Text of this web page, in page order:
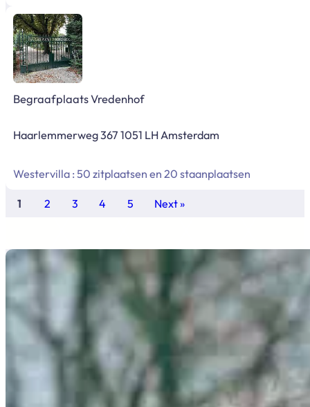
Begraafplaats Vredenhof
Haarlemmerweg 367 1051 LH Amsterdam
Westervilla : 50 zitplaatsen en 20 staanplaatsen
1 2 3 4 5 Next »